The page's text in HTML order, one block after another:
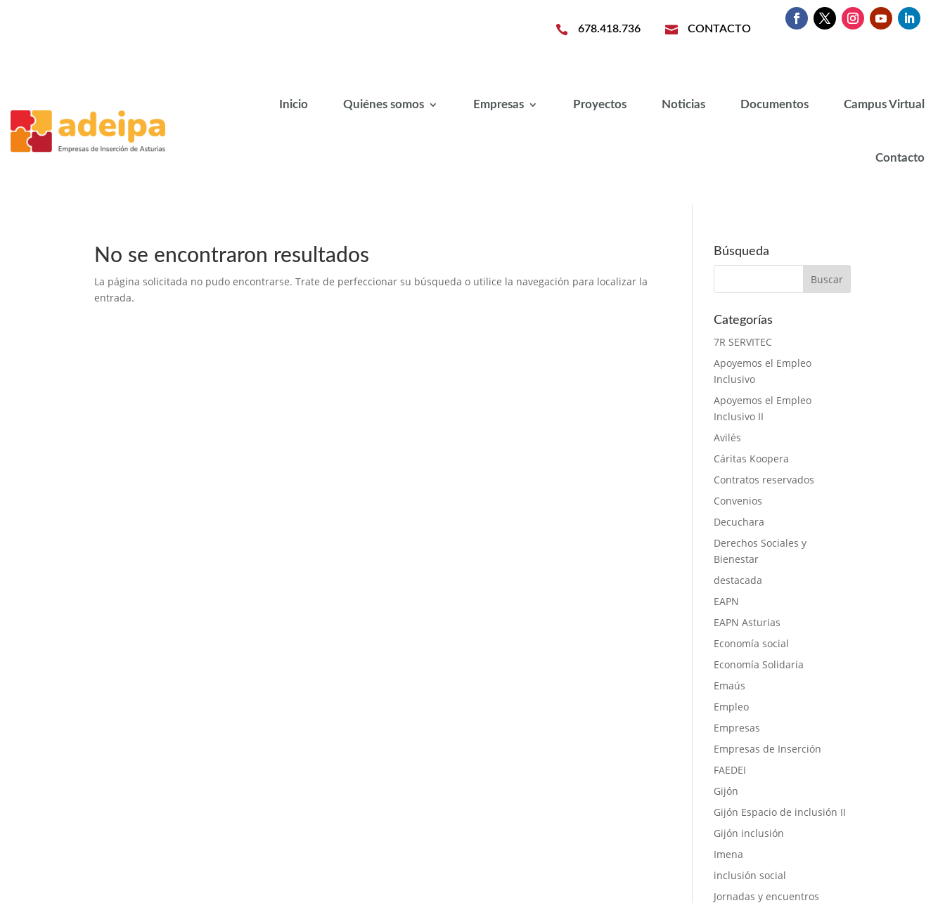
 678.418.736  CONTACTO
Inicio Quiénes somos Empresas Proyectos Noticias Documentos Campus Virtual
Contacto
No se encontraron resultados
La página solicitada no pudo encontrarse. Trate de perfeccionar su búsqueda o utilice la navegación para localizar la
entrada.
Búsqueda
Categorías
7R SERVITEC
Apoyemos el Empleo
Inclusivo
Apoyemos el Empleo
Inclusivo II
Avilés
Cáritas Koopera
Contratos reservados
Convenios
Decuchara
Derechos Sociales y
Bienestar
destacada
EAPN
EAPN Asturias
Economía social
Economía Solidaria
Emaús
Empleo
Empresas
Empresas de Inserción
FAEDEI
Gijón
Gijón Espacio de inclusión II
Gijón inclusión
Imena
inclusión social
Jornadas y encuentros